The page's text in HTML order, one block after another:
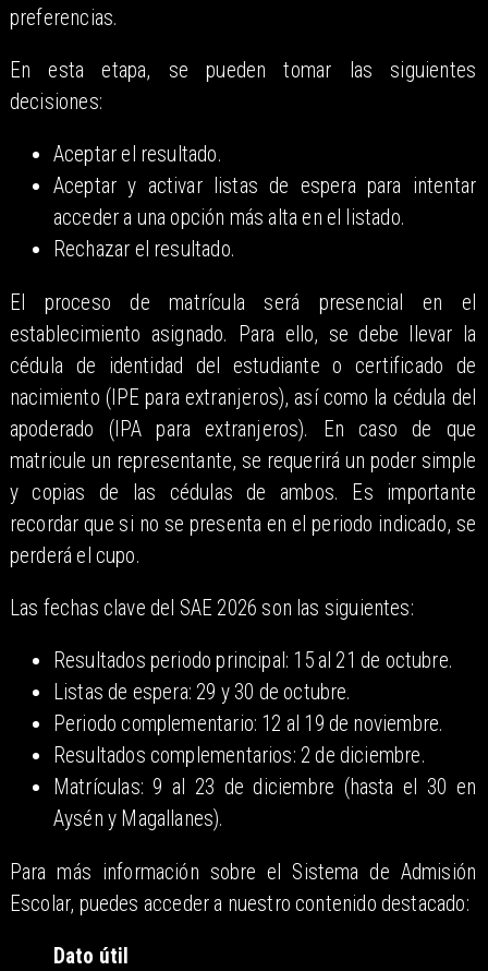
preferencias.
En esta etapa, se pueden tomar las siguientes
decisiones:
Aceptar el resultado.
Aceptar y activar listas de espera para intentar
acceder a una opción más alta en el listado.
Rechazar el resultado.
El proceso de matrícula será presencial en el
establecimiento asignado. Para ello, se debe llevar la
cédula de identidad del estudiante o certificado de
nacimiento (IPE para extranjeros), así como la cédula del
apoderado (IPA para extranjeros). En caso de que
matricule un representante, se requerirá un poder simple
y copias de las cédulas de ambos. Es importante
recordar que si no se presenta en el periodo indicado, se
perderá el cupo.
Las fechas clave del SAE 2026 son las siguientes:
Resultados periodo principal: 15 al 21 de octubre.
Listas de espera: 29 y 30 de octubre.
Periodo complementario: 12 al 19 de noviembre.
Resultados complementarios: 2 de diciembre.
Matrículas: 9 al 23 de diciembre (hasta el 30 en
Aysén y Magallanes).
Para más información sobre el Sistema de Admisión
Escolar, puedes acceder a nuestro contenido destacado:
Dato útil